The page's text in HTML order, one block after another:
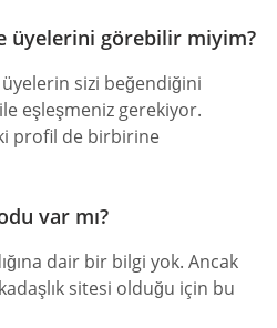
üyelerini görebilir miyim?
sizi beğendiğini
eşleşmeniz gerekiyor.
profil de birbirine
var mı?
dair bir bilgi yok. Ancak
sitesi olduğu için bu